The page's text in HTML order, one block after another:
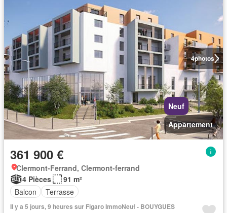
4photos
Neuf
Appartement
361 900 €
Clermont-Ferrand, Clermont-ferrand
4 Pièces
91 m²
Balcon
Terrasse
Il y a 5 jours, 9 heures sur Figaro ImmoNeuf - BOUYGUES